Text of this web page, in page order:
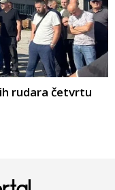
rudara četvrtu